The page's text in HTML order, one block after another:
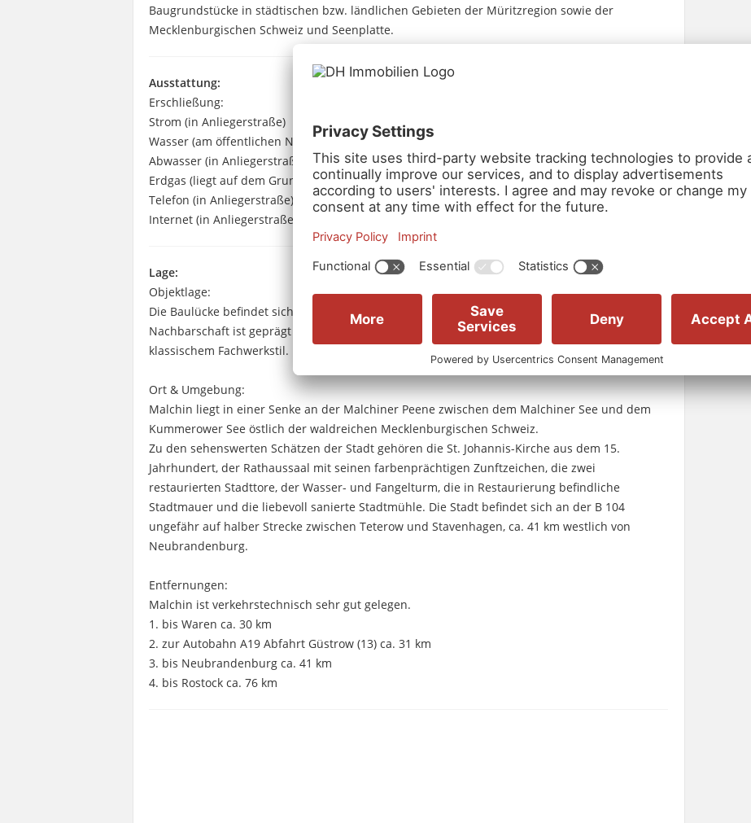
Baugrundstücke in städtischen bzw. ländlichen Gebieten der Müritzregion sowie der
Mecklenburgischen Schweiz und Seenplatte.
Ausstattung:
Erschließung:
Strom (in Anliegerstraße)
Wasser (am öffentlichen Netz)
Abwasser (in Anliegerstraße)
Erdgas (liegt auf dem Grundstück, wurde stillgelegt)
Telefon (in Anliegerstraße)
Internet (in Anliegerstraße, bis zu 250 Mbit/s mgl.)
Lage:
Objektlage:
Die Baulücke befindet sich in einer ruhigen Anliegerstraße in der Innenstadt von Malchin. Die
Nachbarschaft ist geprägt von aneinander liegenden Wohnhäusern, zum Teil im charmanten,
klassischem Fachwerkstil. Der Marktplatz ist nur ca. 250 m entfernt.
Ort & Umgebung:
Malchin liegt in einer Senke an der Malchiner Peene zwischen dem Malchiner See und dem
Kummerower See östlich der waldreichen Mecklenburgischen Schweiz.
Zu den sehenswerten Schätzen der Stadt gehören die St. Johannis-Kirche aus dem 15.
Jahrhundert, der Rathaussaal mit seinen farbenprächtigen Zunftzeichen, die zwei
restaurierten Stadttore, der Wasser- und Fangelturm, die in Restaurierung befindliche
Stadtmauer und die liebevoll sanierte Stadtmühle. Die Stadt befindet sich an der B 104
ungefähr auf halber Strecke zwischen Teterow und Stavenhagen, ca. 41 km westlich von
Neubrandenburg.
Entfernungen:
Malchin ist verkehrstechnisch sehr gut gelegen.
1. bis Waren ca. 30 km
2. zur Autobahn A19 Abfahrt Güstrow (13) ca. 31 km
3. bis Neubrandenburg ca. 41 km
4. bis Rostock ca. 76 km